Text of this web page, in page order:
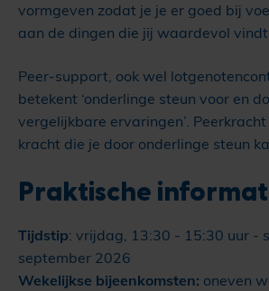
vormgeven zodat je je er goed bij
aan de dingen die jij waardevol
Peer-support, ook wel
betekent ‘onderlinge steun voor en
vergelijkbare ervaringen’.
kracht die je door onderlinge steun
Praktische
Tijdstip: vrijdag, 13:30 - 15:30 uur -
september 2026
Wekelijkse bijeenkomsten: oneven